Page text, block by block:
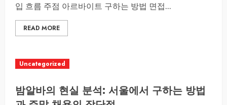
입 흐름 주점 아르바이트 구하는 방법 면접...
READ MORE
Uncategorized
밤알바의 현실 분석: 서울에서 구하는 방법